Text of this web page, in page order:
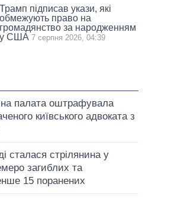
Трамп підписав укази, які
обмежують право на
громадянство за народженням
у США 7 серпня 2026, 04:39
палата оштрафувала
київського адвоката з
сталася стрілянина у
загиблих та
15 поранених